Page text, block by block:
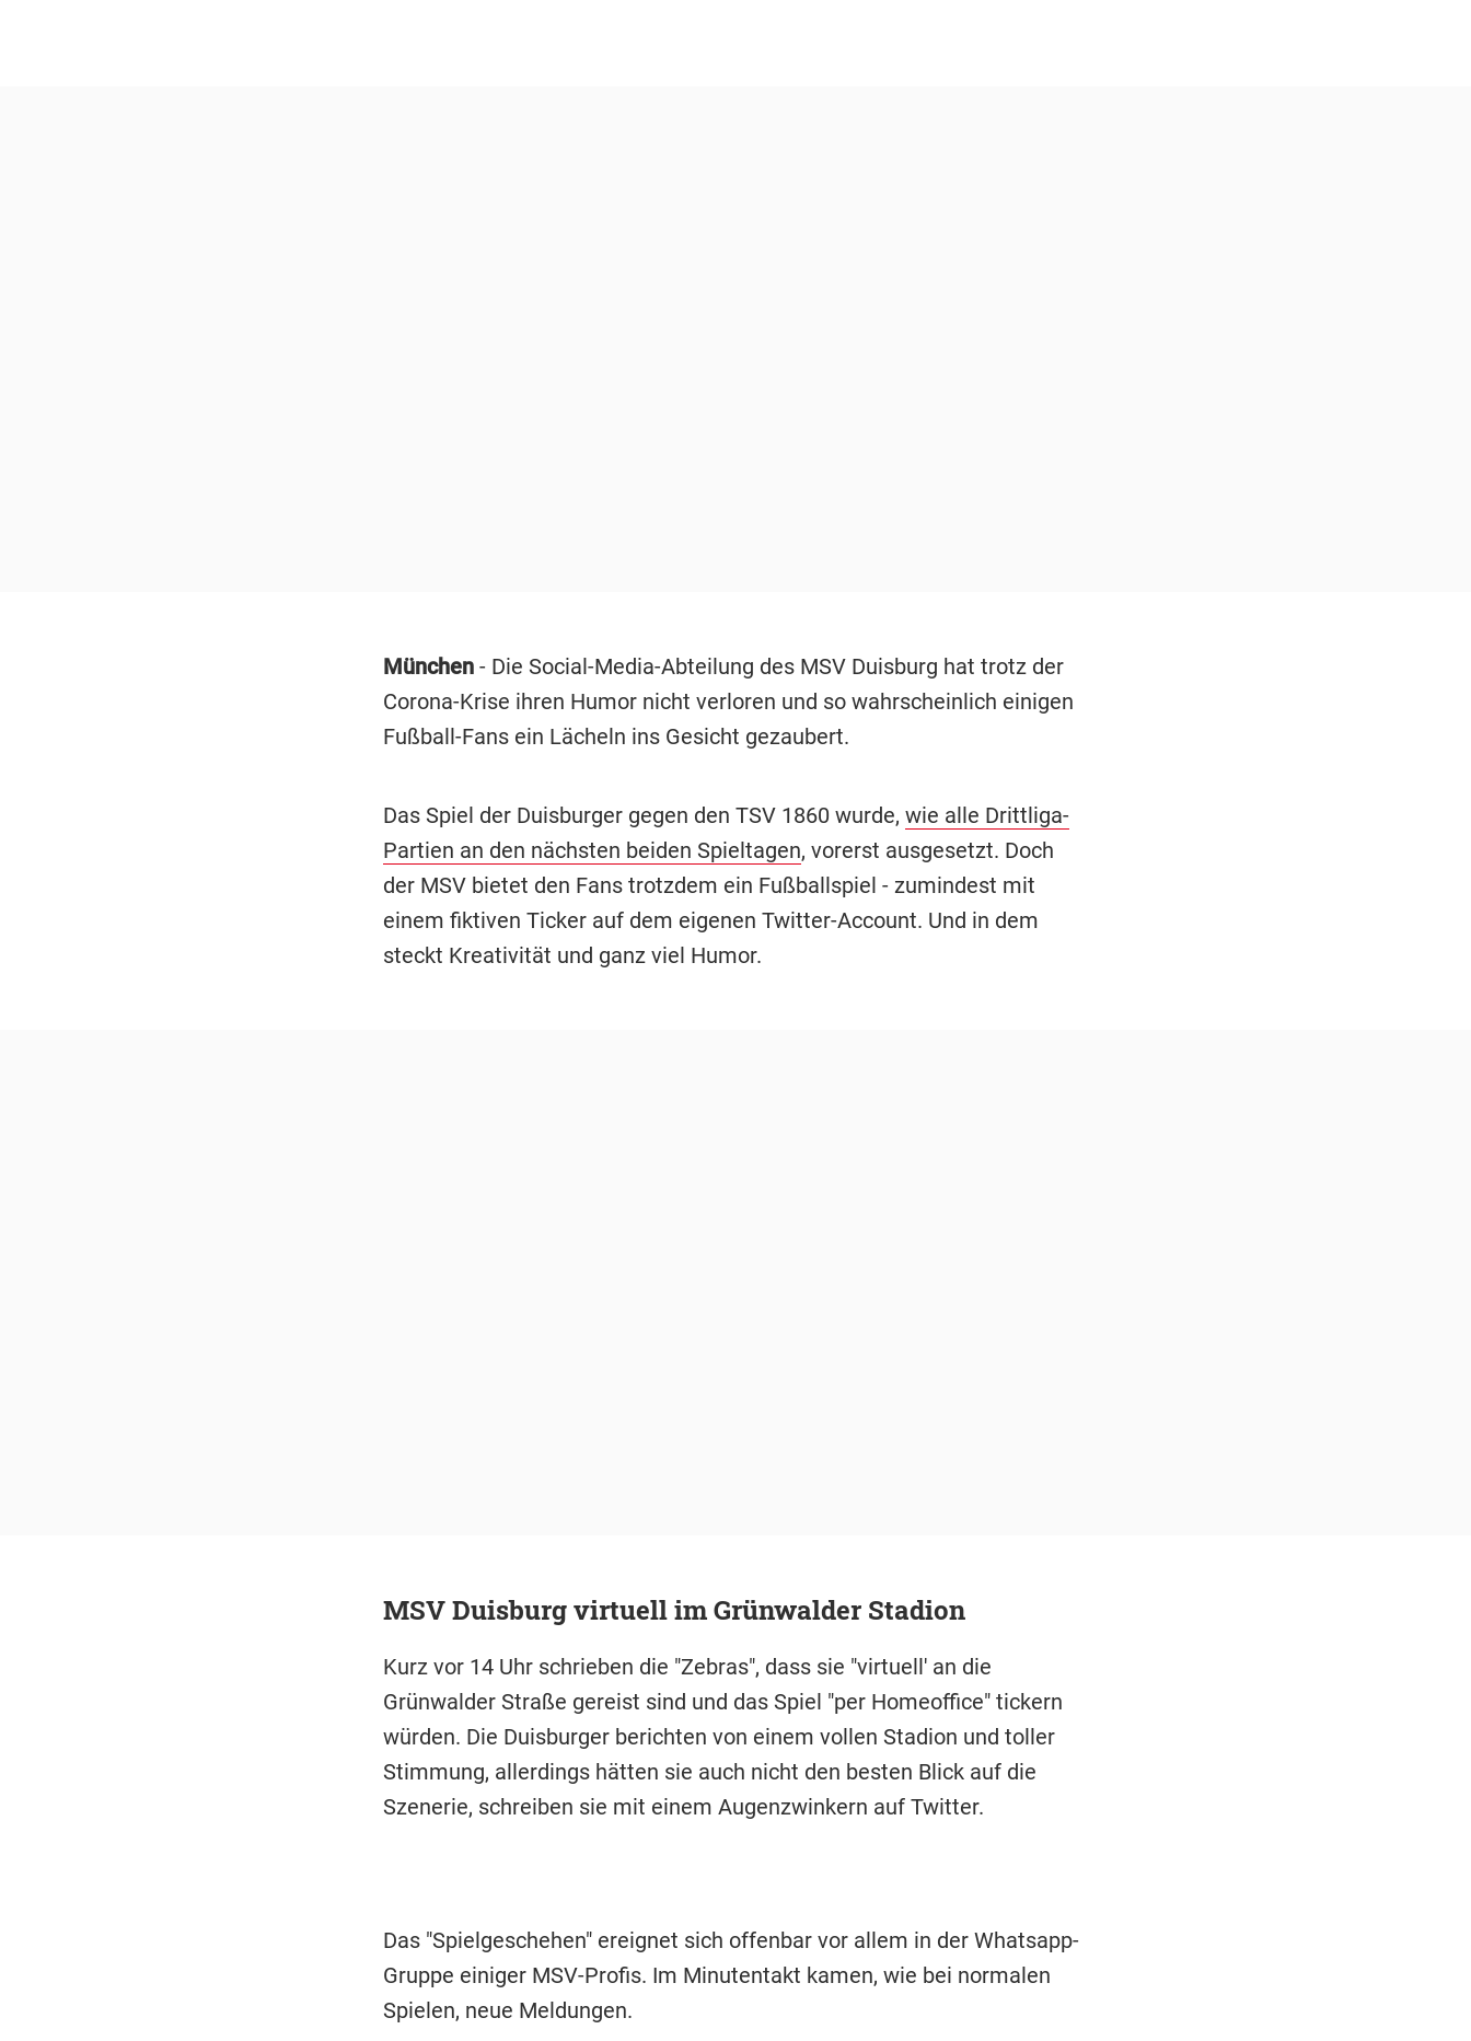
München- Die Social-Media-Abteilung des MSV Duisburg hat trotz der
Corona-Krise ihren Humor nicht verloren und so wahrscheinlich einigen
Fußball-Fans ein Lächeln ins Gesicht gezaubert.
Das Spiel der Duisburger gegen den TSV 1860 wurde, wie alle Drittliga-
Partien an den nächsten beiden Spieltagen, vorerst ausgesetzt. Doch
der MSV bietet den Fans trotzdem ein Fußballspiel - zumindest mit
einem fiktiven Ticker auf dem eigenen Twitter-Account. Und in dem
steckt Kreativität und ganz viel Humor.
MSV Duisburg virtuell im Grünwalder Stadion
Kurz vor 14 Uhr schrieben die "Zebras", dass sie "virtuell' an die
Grünwalder Straße gereist sind und das Spiel "per Homeoffice" tickern
würden. Die Duisburger berichten von einem vollen Stadion und toller
Stimmung, allerdings hätten sie auch nicht den besten Blick auf die
Szenerie, schreiben sie mit einem Augenzwinkern auf Twitter.
Das "Spielgeschehen" ereignet sich offenbar vor allem in der Whatsapp-
Gruppe einiger MSV-Profis. Im Minutentakt kamen, wie bei normalen
Spielen, neue Meldungen.